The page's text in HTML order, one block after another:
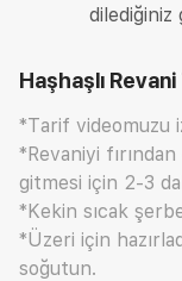
dilediğiniz
Haşhaşlı
*Tarif videomuzu
*Revaniyi fırından
gitmesi için 2-3
*Kekin sıcak
*Üzeri için
soğutun.